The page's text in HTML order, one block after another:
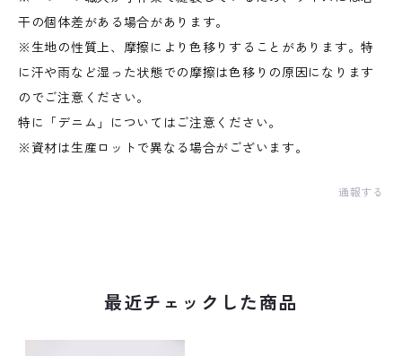
干の個体差がある場合があります。
※生地の性質上、摩擦により色移りすることがあります。特
に汗や雨など湿った状態での摩擦は色移りの原因になります
のでご注意ください。
特に「デニム」についてはご注意ください。
※資材は生産ロットで異なる場合がございます。
通報する
最近チェックした商品